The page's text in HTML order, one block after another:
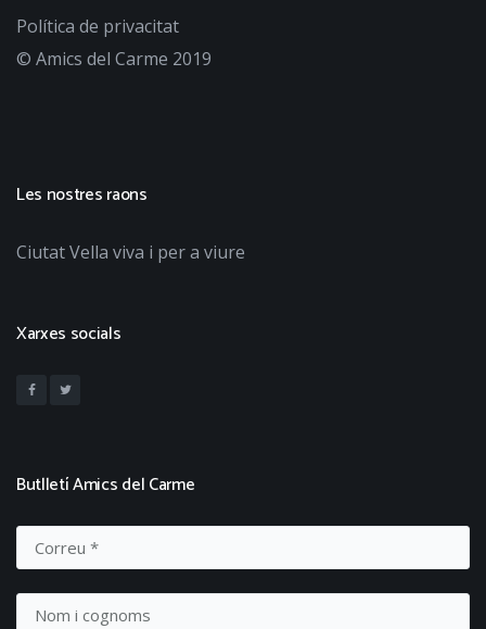
Política de privacitat
© Amics del Carme 2019
Les nostres raons
Ciutat Vella viva i per a viure
Xarxes socials
Butlletí Amics del Carme